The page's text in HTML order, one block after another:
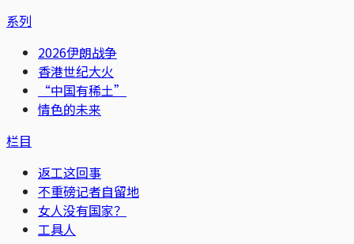
系列
2026伊朗战争
香港世纪大火
“中国有稀土”
情色的未来
栏目
返工这回事
不重磅记者自留地
女人没有国家？
工具人